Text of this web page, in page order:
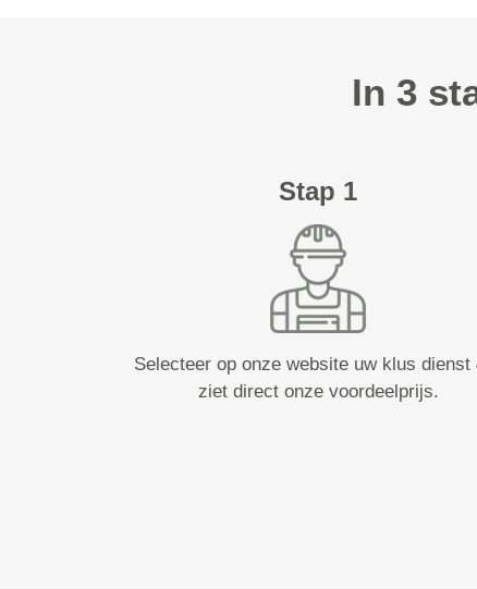
In 3
Stap 1
Selecteer op onze website uw klus dienst
ziet direct onze voordeelprijs.